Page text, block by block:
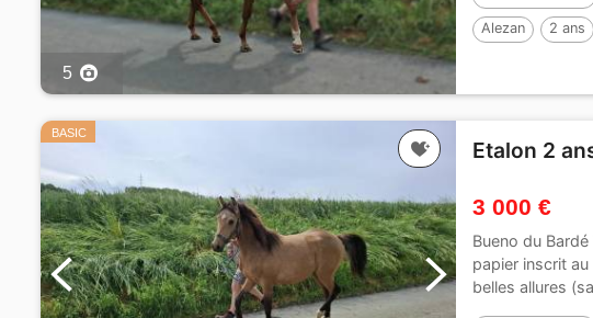
5
Alezan 2 ans
BASIC
Etalon 2
3 000 €
Bueno du
papier inscrit
belles allures